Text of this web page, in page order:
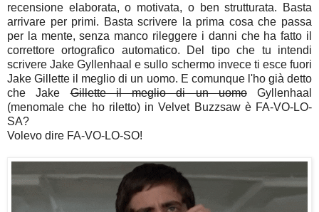
recensione elaborata, o motivata, o ben strutturata. Basta
arrivare per primi. Basta scrivere la prima cosa che passa
per la mente, senza manco rileggere i danni che ha fatto il
correttore ortografico automatico. Del tipo che tu intendi
scrivere Jake Gyllenhaal e sullo schermo invece ti esce fuori
Jake Gillette il meglio di un uomo. E comunque l'ho già detto
che JakeGillette il meglio di un uomoGyllenhaal
(menomale che ho riletto) in Velvet Buzzsaw è FA-VO-LO-
SA?
Volevo dire FA-VO-LO-SO!